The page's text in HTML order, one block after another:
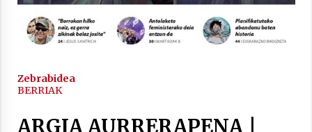
Zebrabidea
BERRIAK
ARGIA AURRERAPENA |